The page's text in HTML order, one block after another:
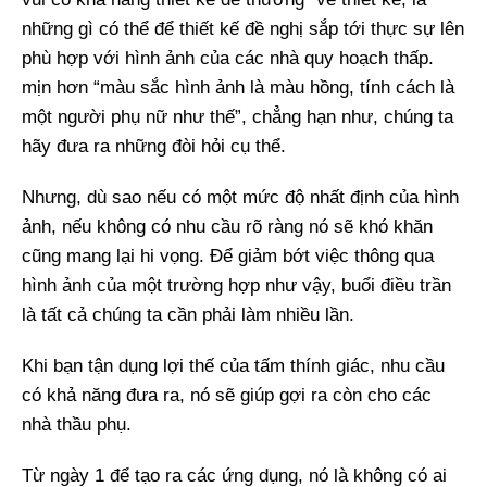
những gì có thể để thiết kế đề nghị sắp tới thực sự lên
phù hợp với hình ảnh của các nhà quy hoạch thấp.
mịn hơn “màu sắc hình ảnh là màu hồng, tính cách là
một người phụ nữ như thế”, chẳng hạn như, chúng ta
hãy đưa ra những đòi hỏi cụ thể.
Nhưng, dù sao nếu có một mức độ nhất định của hình
ảnh, nếu không có nhu cầu rõ ràng nó sẽ khó khăn
cũng mang lại hi vọng. Để giảm bớt việc thông qua
hình ảnh của một trường hợp như vậy, buổi điều trần
là tất cả chúng ta cần phải làm nhiều lần.
Khi bạn tận dụng lợi thế của tấm thính giác, nhu cầu
có khả năng đưa ra, nó sẽ giúp gợi ra còn cho các
nhà thầu phụ.
Từ ngày 1 để tạo ra các ứng dụng, nó là không có ai